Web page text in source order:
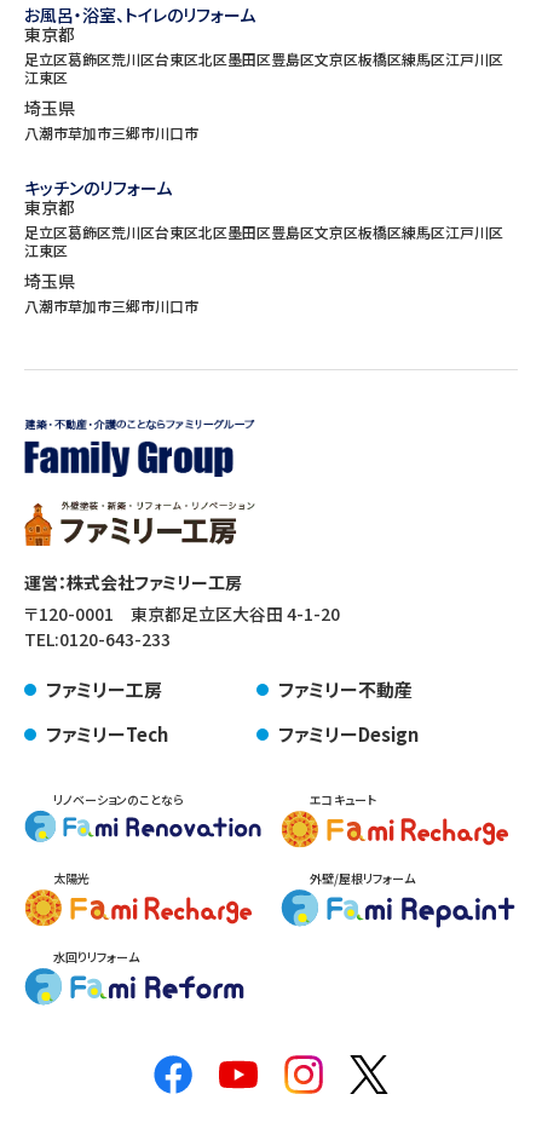
お風呂・浴室、トイレのリフォーム
東京都
足立区葛飾区荒川区台東区北区墨田区豊島区文京区板橋区練馬区江戸川区
江東区
埼玉県
八潮市草加市三郷市川口市
キッチンのリフォーム
東京都
足立区葛飾区荒川区台東区北区墨田区豊島区文京区板橋区練馬区江戸川区
江東区
埼玉県
八潮市草加市三郷市川口市
運営：株式会社ファミリー工房
〒120-0001 東京都足立区大谷田 4-1-20
TEL:0120-643-233
ファミリー工房
ファミリー不動産
ファミリーTech
ファミリーDesign
リノベーションのことなら エコキュート
太陽光 外壁/屋根リフォーム
水回りリフォーム